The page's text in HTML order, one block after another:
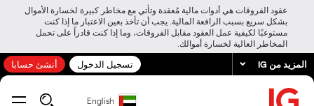
عقود الفروقات هي أدوات مالية مُعقدة وتأتي مع مخاطر كبيرة لخسارة الأموال
بشكل سريع بسبب الرافعة المالية. يجب أن تأخذ بعين الاعتبار ما إذا كنت
مستوعبًا لكيفية عمل العقود مقابل الفروقات، وما إذا كنت قادراً على تحمل
المخاطر العالية لخسارة أموالك.
المزيد من IG تسجيل الدخول أنشئ حسابا
English